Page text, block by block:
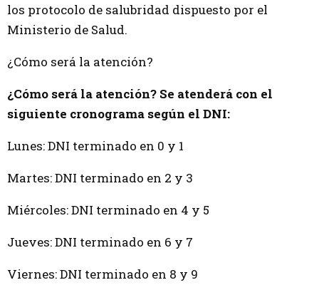
los protocolo de salubridad dispuesto por el
Ministerio de Salud.
¿Cómo será la atención?
¿Cómo será la atención? Se atenderá con el
siguiente cronograma según el DNI:
Lunes: DNI terminado en 0 y 1
Martes: DNI terminado en 2 y 3
Miércoles: DNI terminado en 4 y 5
Jueves: DNI terminado en 6 y 7
Viernes: DNI terminado en 8 y 9